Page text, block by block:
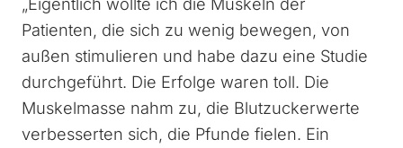
Patienten, die sich zu wenig bewegen, von
außen stimulieren und habe dazu eine Studie
durchgeführt. Die Erfolge waren toll. Die
Muskelmasse nahm zu, die Blutzuckerwerte
verbesserten sich, die Pfunde fielen. Ein